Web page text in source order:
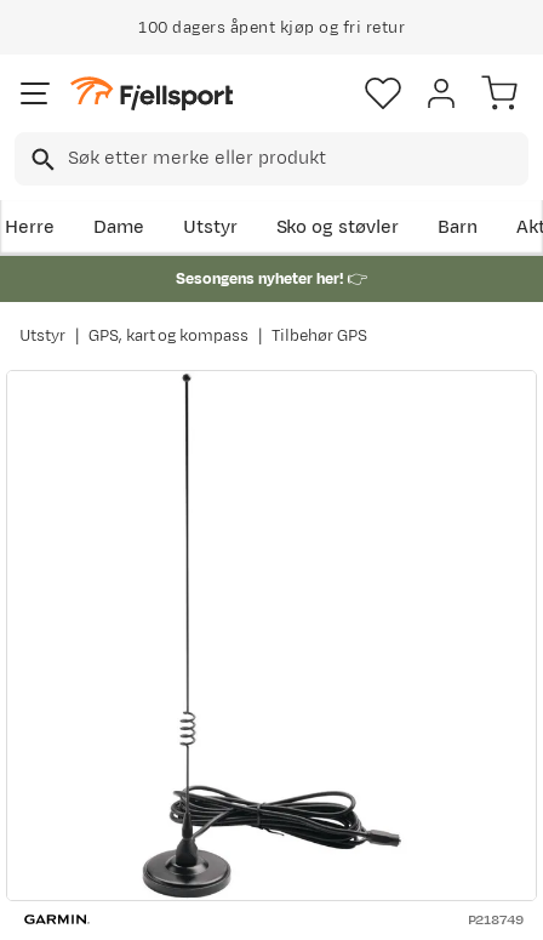
100 dagers åpent kjøp og fri retur
Herre Dame Utstyr Sko og støvler Barn
Sesongens nyheter her!👉
Utstyr GPS, kart og kompass Tilbehør GPS
P218749